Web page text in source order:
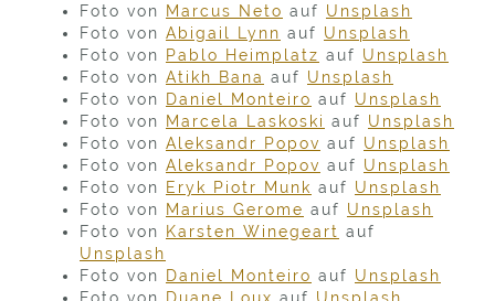
Foto von
Marcus Neto auf Unsplash
Foto von Abigail Lynn auf Unsplash
Foto von
Pablo Heimplatz auf Unsplash
Foto von Atikh Bana auf Unsplash
Foto von
Daniel Monteiro auf Unsplash
Foto von
Marcela Laskoski auf Unsplash
Foto von Aleksandr Popov auf Unsplash
Foto von Aleksandr Popov auf Unsplash
Foto von
Eryk Piotr Munk auf Unsplash
Foto von
Marius Gerome auf Unsplash
Foto von
Karsten Winegeart auf
Unsplash
Foto von
Daniel Monteiro auf Unsplash